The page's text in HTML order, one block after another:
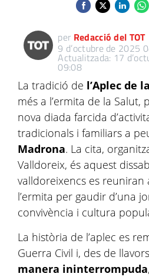
per Redacció del TOT
9 d’octubre de 2025
Actualitzada: 17
09:08
La tradició de l’Aplec de
més a l’ermita de la Salut,
nova diada farcida
tradicionals i familiars a
Madrona. La cita,
Valldoreix, és aquest
valldoreixencs es reuniran
l’ermita per gaudir d’una
convivència i cultura
La història de l’aplec es
Guerra Civil i, des de
manera ininterrompuda